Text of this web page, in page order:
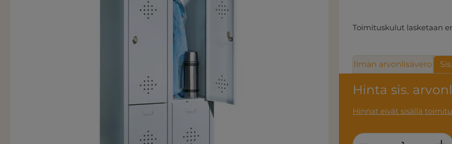
Toimituskulut lasketaan
Hinta sis.
Hinnat eivät sisällä
Ilman arvonlisävero